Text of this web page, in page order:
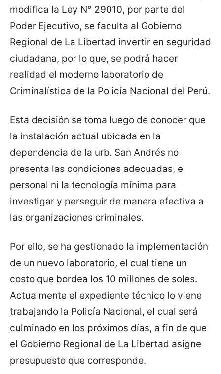
modifica la Ley N° 29010, por parte del
Poder Ejecutivo, se faculta al Gobierno
Regional de La Libertad invertir en seguridad
ciudadana, por lo que, se podrá hacer
realidad el moderno laboratorio de
Criminalística de la Policía Nacional del Perú.
Esta decisión se toma luego de conocer que
la instalación actual ubicada en la
dependencia de la urb. San Andrés no
presenta las condiciones adecuadas, el
personal ni la tecnología mínima para
investigar y perseguir de manera efectiva a
las organizaciones criminales.
Por ello, se ha gestionado la implementación
de un nuevo laboratorio, el cual tiene un
costo que bordea los 10 millones de soles.
Actualmente el expediente técnico lo viene
trabajando la Policía Nacional, el cual será
culminado en los próximos días, a fin de que
el Gobierno Regional de La Libertad asigne
presupuesto que corresponde.